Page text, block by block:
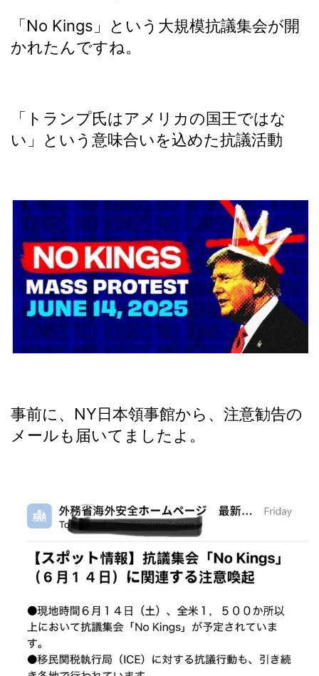
「No Kings」という大規模抗議集会が開
かれたんですね。
「トランプ氏はアメリカの国王ではな
い」という意味合いを込めた抗議活動
事前に、NY日本領事館から、注意勧告の
メールも届いてましたよ。